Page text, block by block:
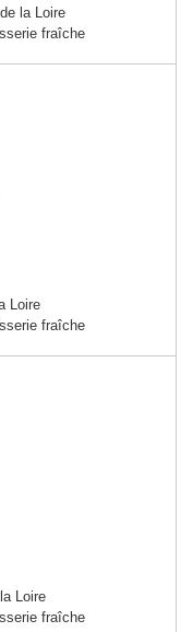
la Loire
fraîche
Loire
fraîche
Loire
fraîche